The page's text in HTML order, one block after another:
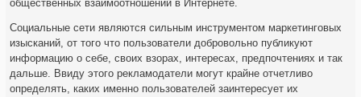
общественных взаимоотношений в Интернете.
Социальные сети являются сильным инструментом маркетинговых
изысканий, от того что пользователи добровольно публикуют
информацию о себе, своих взорах, интересах, предпочтениях и так
дальше. Ввиду этого рекламодатели могут крайне отчетливо
определять, каких именно пользователей заинтересует их